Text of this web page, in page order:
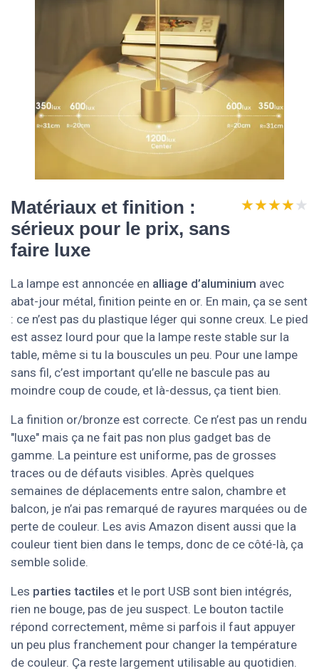
Matériaux et finition :
sérieux pour le prix, sans
faire luxe
★★★★★
★★★★★
La lampe est annoncée en alliage d’aluminium avec
abat-jour métal, finition peinte en or. En main, ça se sent
: ce n’est pas du plastique léger qui sonne creux. Le pied
est assez lourd pour que la lampe reste stable sur la
table, même si tu la bouscules un peu. Pour une lampe
sans fil, c’est important qu’elle ne bascule pas au
moindre coup de coude, et là-dessus, ça tient bien.
La finition or/bronze est correcte. Ce n’est pas un rendu
"luxe" mais ça ne fait pas non plus gadget bas de
gamme. La peinture est uniforme, pas de grosses
traces ou de défauts visibles. Après quelques
semaines de déplacements entre salon, chambre et
balcon, je n’ai pas remarqué de rayures marquées ou de
perte de couleur. Les avis Amazon disent aussi que la
couleur tient bien dans le temps, donc de ce côté-là, ça
semble solide.
Les parties tactiles et le port USB sont bien intégrés,
rien ne bouge, pas de jeu suspect. Le bouton tactile
répond correctement, même si parfois il faut appuyer
un peu plus franchement pour changer la température
de couleur. Ça reste largement utilisable au quotidien.